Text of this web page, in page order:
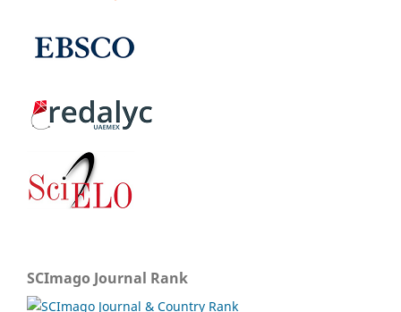
SCImago Journal Rank